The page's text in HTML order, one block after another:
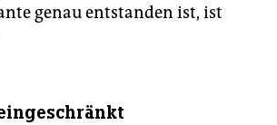
genau entstanden ist, ist